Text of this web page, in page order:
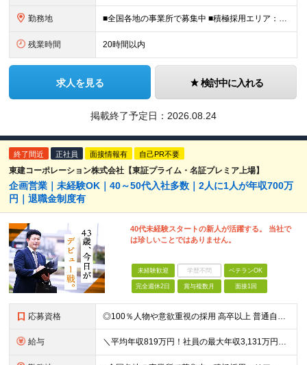
勤務地 ■全国各地の事業所で募集中 ■積極採用エリア：東京・神奈川・埼玉・千葉・愛知 ※希望の勤務地で働ける！通勤可能な事業所を選定していきます ※地元に戻って働きたいUターン希望者も歓迎します！ ※社用車を
残業時間 20時間以内
求人を見る 検討中に入れる
掲載終了予定日： 2026.08.24
終了間近 正社員 面接情報有 自己PR不要
東建コーポレーション株式会社【東証プライム・名証プレミア上場】
企画営業｜未経験OK｜40～50代入社多数｜2人に1人が年収700万
円｜退職金制度有
40代未経験スタートの新人が活躍する。 当社で
は珍しいことではありません。
未経験歓迎 学歴不問 ベテランOK
完全週休2日 賞与複数月 面接1回
応募資格 ◎100％人物や意欲重視の採用 高卒以上 普通自動車第一種運転免許取得者（AT限定可） ★職歴は全く問いません！ 前向きにコツコツと向き合える方であれば結果がついてくるお仕事です。 現職・無職、正社
給与 ＼平均年収819万円！社員の最大年収3,131万円／ ＼2人に1人が年収700万円以上／ ＼5人に1人が年収1,000万円以上！／ 固定給だけで、年収524万円も可能！ インセンティブだけでなく固定給